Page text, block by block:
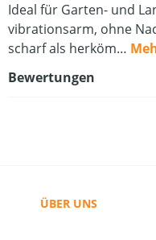
Ideal für Garten- und
vibrationsarm, ohne
scharf als herköm…
Bewertungen
ÜBER UNS